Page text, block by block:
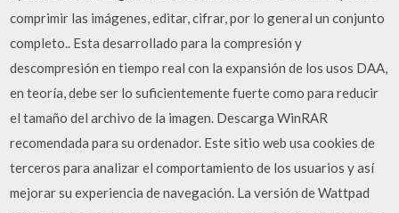
comprimir las imágenes, editar, cifrar, por lo general un conjunto
completo.. Esta desarrollado para la compresión y
descompresión en tiempo real con la expansión de los usos DAA,
en teoría, debe ser lo suficientemente fuerte como para reducir
el tamaño del archivo de la imagen. Descarga WinRAR
recomendada para su ordenador. Este sitio web usa cookies de
terceros para analizar el comportamiento de los usuarios y así
mejorar su experiencia de navegación. La versión de Wattpad